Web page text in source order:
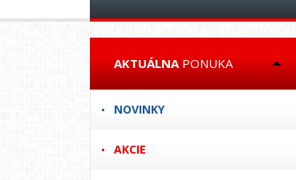
AKTUÁLNAPONUKA
NOVINKY
AKCIE